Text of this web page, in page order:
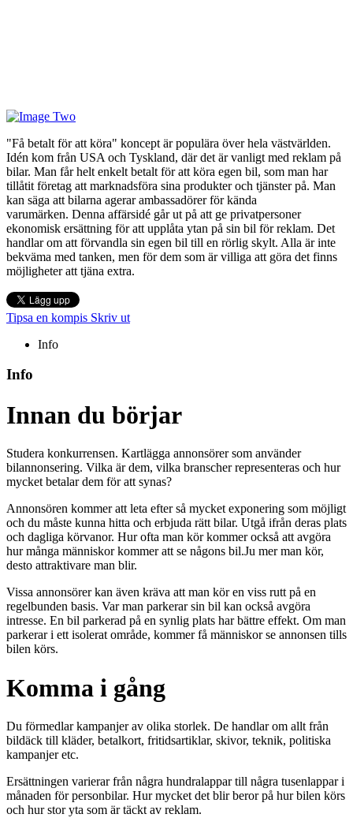
"Få betalt för att köra" koncept är populära över hela västvärlden.
Idén kom från USA och Tyskland, där det är vanligt med reklam på
bilar. Man får helt enkelt betalt för att köra egen bil, som man har
tillåtit företag att marknadsföra sina produkter och tjänster på. Man
kan säga att bilarna agerar ambassadörer för kända
varumärken. Denna affärsidé går ut på att ge privatpersoner
ekonomisk ersättning för att upplåta ytan på sin bil för reklam. Det
handlar om att förvandla sin egen bil till en rörlig skylt. Alla är inte
bekväma med tanken, men för dem som är villiga att göra det finns
möjligheter att tjäna extra.
Tipsa en kompis Skriv ut
Info
Info
Innan du börjar
Studera konkurrensen. Kartlägga annonsörer som använder
bilannonsering. Vilka är dem, vilka branscher representeras och hur
mycket betalar dem för att synas?
Annonsören kommer att leta efter så mycket exponering som möjligt
och du måste kunna hitta och erbjuda rätt bilar. Utgå ifrån deras plats
och dagliga körvanor. Hur ofta man kör kommer också att avgöra
hur många människor kommer att se någons bil.Ju mer man kör,
desto attraktivare man blir.
Vissa annonsörer kan även kräva att man kör en viss rutt på en
regelbunden basis. Var man parkerar sin bil kan också avgöra
intresse. En bil parkerad på en synlig plats har bättre effekt. Om man
parkerar i ett isolerat område, kommer få människor se annonsen tills
bilen körs.
Komma i gång
Du förmedlar kampanjer av olika storlek. De handlar om allt från
bildäck till kläder, betalkort, fritidsartiklar, skivor, teknik, politiska
kampanjer etc.
Ersättningen varierar från några hundralappar till några tusenlappar i
månaden för personbilar. Hur mycket det blir beror på hur bilen körs
och hur stor yta som är täckt av reklam.